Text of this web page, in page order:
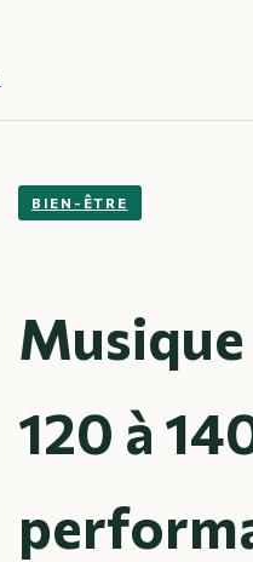
BIEN-ÊTRE
120 à